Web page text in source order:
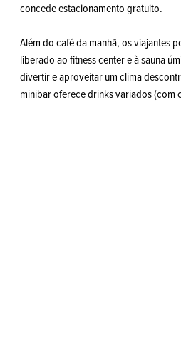
concede estacionamento gratuito.
Além do café da manhã, os viajantes
liberado ao fitness center e à sauna
divertir e aproveitar um clima
minibar oferece drinks variados (com